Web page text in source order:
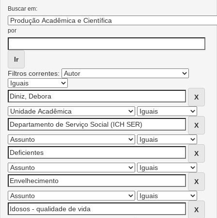
Buscar em:
por
Filtros correntes: